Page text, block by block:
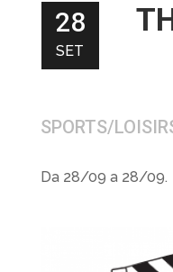
28
SET
SPORTS/
Da 28/09 a 28/09.